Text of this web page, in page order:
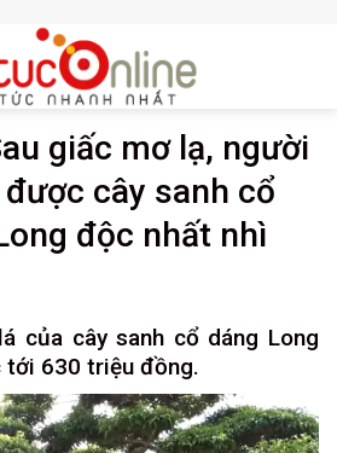
giấc mơ lạ, người
cây sanh cổ
độc nhất nhì
của cây sanh cổ dáng Long
tới 630 triệu đồng.